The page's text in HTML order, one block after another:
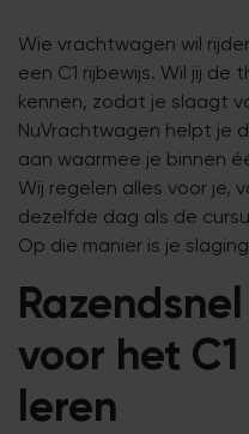
Wie vrachtwagen wil
een C1 rijbewijs. Wil jij de
kennen, zodat je slaagt
NuVrachtwagen helpt je
aan waarmee je binnen
Wij regelen alles voor je,
dezelfde dag als de
Op die manier is je
voor het
leren